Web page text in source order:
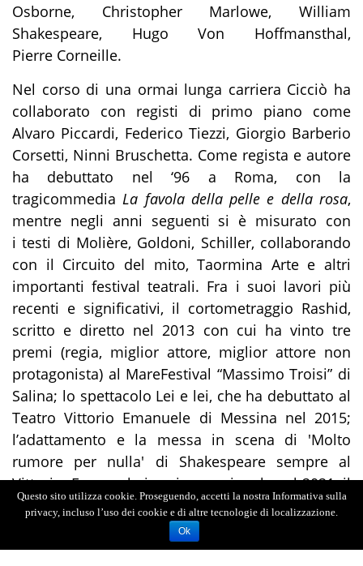
Osborne, Christopher Marlowe, William
Shakespeare, Hugo Von Hoffmansthal,
Pierre Corneille.
Nel corso di una ormai lunga carriera Cicciò ha
collaborato con registi di primo piano come
Alvaro Piccardi, Federico Tiezzi, Giorgio Barberio
Corsetti, Ninni Bruschetta. Come regista e autore
ha debuttato nel ‘96 a Roma, con la
tragicommedia La favola della pelle e della rosa,
mentre negli anni seguenti si è misurato con
i testi di Molière, Goldoni, Schiller, collaborando
con il Circuito del mito, Taormina Arte e altri
importanti festival teatrali. Fra i suoi lavori più
recenti e significativi, il cortometraggio Rashid,
scritto e diretto nel 2013 con cui ha vinto tre
premi (regia, miglior attore, miglior attore non
protagonista) al MareFestival “Massimo Troisi” di
Salina; lo spettacolo Lei e lei, che ha debuttato al
Teatro Vittorio Emanuele di Messina nel 2015;
l’adattamento e la messa in scena di 'Molto
rumore per nulla' di Shakespeare sempre al
Vittorio ​ Emanuele in prima nazionale nel 2021; il
dramma L’albergo dei poveri , tratto da
Bassifondi, di Maksim Gorkij, per la regia di
Massimo Popolizio, nel 2024 al Teatro Argentina
Questo sito utilizza cookie. Proseguendo, accetti la nostra Informativa sulla
privacy, incluso l’uso dei cookie e di altre tecnologie di localizzazione.
Ok